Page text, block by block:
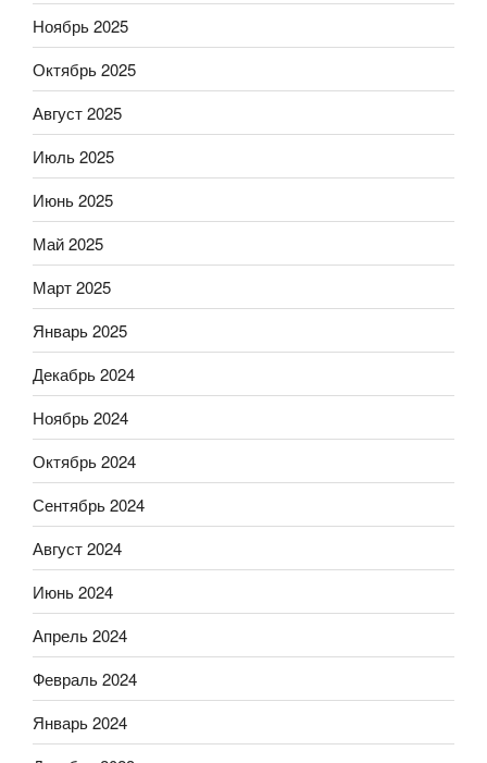
Ноябрь 2025
Октябрь 2025
Август 2025
Июль 2025
Июнь 2025
Май 2025
Март 2025
Январь 2025
Декабрь 2024
Ноябрь 2024
Октябрь 2024
Сентябрь 2024
Август 2024
Июнь 2024
Апрель 2024
Февраль 2024
Январь 2024